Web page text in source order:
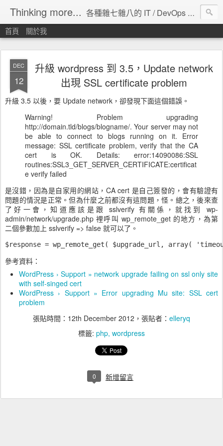
Thinking more... 各種雜七雜八的 IT / DevOps 工具 / 程式設計 / 雲端服務分享。
首頁 關於我
DEC
12
升級 wordpress 到 3.5，Update network
出現 SSL certificate problem
升級 3.5 以後，要 Update network，卻發現下面這個錯誤。
Warning! Problem upgrading
http://domain.tld/blogs/blogname/. Your server may not
be able to connect to blogs running on it. Error
message: SSL certificate problem, verify that the CA
cert is OK. Details: error:14090086:SSL
routines:SSL3_GET_SERVER_CERTIFICATE:certificat
e verify failed
是沒錯，因為是自家用的網站，CA cert 是自己簽發的，會有驗證有
問題的情況是正常。但為什麼之前都沒有這問題，怪。總之，後來查
了好一會，知道應該是跟 sslverify 有關係，就找到 wp-
admin/network/upgrade.php 裡呼叫 wp_remote_get 的地方，為第
二個參數加上 sslverify => false 就可以了。
$response = wp_remote_get( $upgrade_url, array(
參考資料：
WordPress › Support » network upgrade failing on ssl only site
with self-singed cert
WordPress › Support » Error upgrading Mu site: SSL cert
problem
張貼時間： 12th December 2012 ，張貼者： elleryq
標籤: php wordpress
0 新增留言